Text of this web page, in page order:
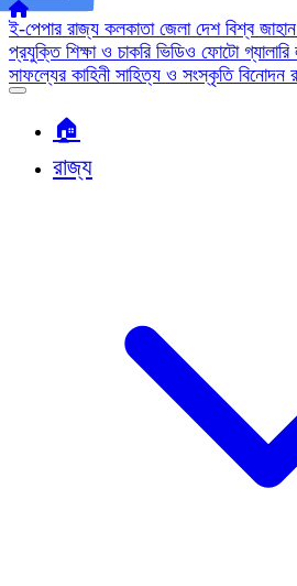
ই-পেপার রাজ্য কলকাতা জেলা দেশ বিশ্ব
প্রযুক্তি শিক্ষা ও চাকরি ভিডিও ফোটো গ্যালারি
সাফল্যের কাহিনী সাহিত্য ও সংস্কৃতি বিনোদন
🏠︎
রাজ্য